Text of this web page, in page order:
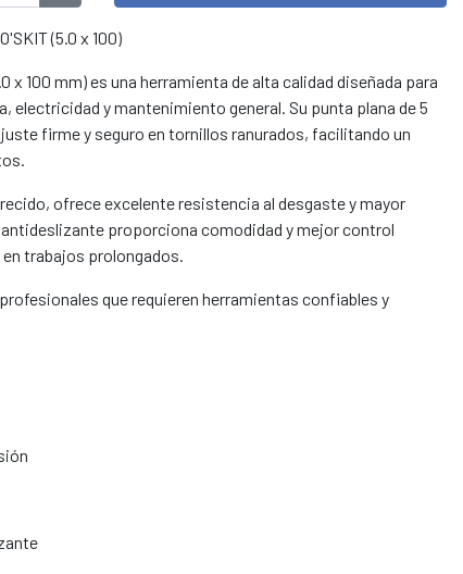
(5.0 x 100)
x 100 mm) es una herramienta de alta calidad diseñada para
electricidad y mantenimiento general. Su punta plana de 5
firme y seguro en tornillos ranurados, facilitando un
ofrece excelente resistencia al desgaste y mayor
proporciona comodidad y mejor control
trabajos prolongados.
que requieren herramientas confiables y